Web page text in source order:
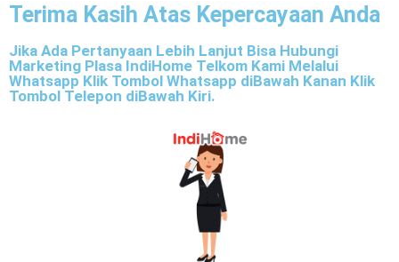
Terima Kasih Atas Kepercayaan Anda
Jika Ada Pertanyaan Lebih Lanjut Bisa Hubungi
Marketing Plasa IndiHome Telkom Kami Melalui
Whatsapp Klik Tombol Whatsapp diBawah Kanan Klik
Tombol Telepon diBawah Kiri.